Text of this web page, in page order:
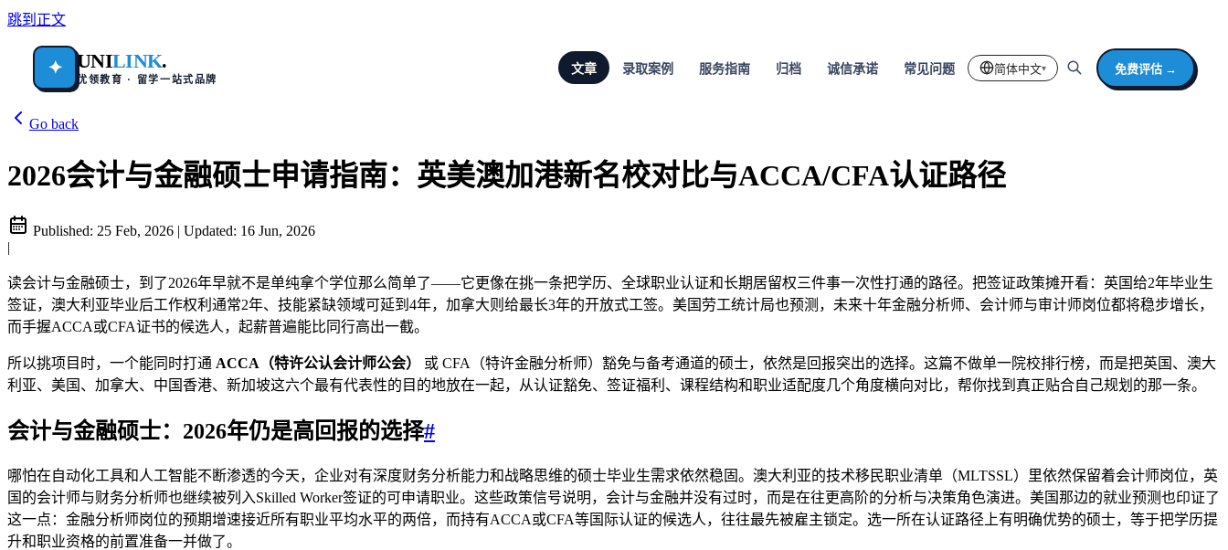
跳到正文
✦ UNILINK.
优领教育 · 留学一站式品牌
文章 录取案例 服务指南 归档 诚信承诺 常见问题 简体中文▾ 免费评估 →
Go back
2026会计与金融硕士申请指南：英美澳加港新名校对比与ACCA/CFA认证路径
Published: 25 Feb, 2026 | Updated: 16 Jun, 2026
|
读会计与金融硕士，到了2026年早就不是单纯拿个学位那么简单了——它更像在挑一条把学历、全球职业认证和长期居留权三件事一次性打通的路径。把签证政策摊开看：英国给2年毕业生
签证，澳大利亚毕业后工作权利通常2年、技能紧缺领域可延到4年，加拿大则给最长3年的开放式工签。美国劳工统计局也预测，未来十年金融分析师、会计师与审计师岗位都将稳步增长，
而手握ACCA或CFA证书的候选人，起薪普遍能比同行高出一截。
所以挑项目时，一个能同时打通 ACCA（特许公认会计师公会）
或 CFA（特许金融分析师）豁免与备考通道的硕士，依然是回报突出的选择。这篇不做单一院校排行榜，而是把英国、澳大
利亚、美国、加拿大、中国香港、新加坡这六个最有代表性的目的地放在一起，从认证豁免、签证福利、课程结构和职业适配度几个角度横向对比，帮你找到真正贴合自己规划的那一条。
会计与金融硕士：2026年仍是高回报的选择#
哪怕在自动化工具和人工智能不断渗透的今天，企业对有深度财务分析能力和战略思维的硕士毕业生需求依然稳固。澳大利亚的技术移民职业清单（MLTSSL）里依然保留着会计师岗位，英
国的会计师与财务分析师也继续被列入Skilled Worker签证的可申请职业。这些政策信号说明，会计与金融并没有过时，而是在往更高阶的分析与决策角色演进。美国那边的就业预测也印证了
这一点：金融分析师岗位的预期增速接近所有职业平均水平的两倍，而持有ACCA或CFA等国际认证的候选人，往往最先被雇主锁定。选一所在认证路径上有明确优势的硕士，等于把学历提
升和职业资格的前置准备一并做了。